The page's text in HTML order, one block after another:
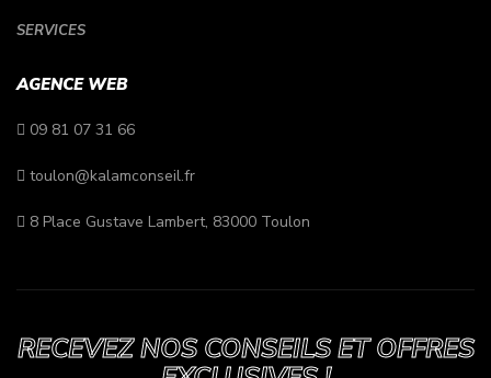
SERVICES
AGENCE WEB
09 81 07 31 66
toulon@kalamconseil.fr
8 Place Gustave Lambert, 83000 Toulon
RECEVEZ NOS CONSEILS ET OFFRES